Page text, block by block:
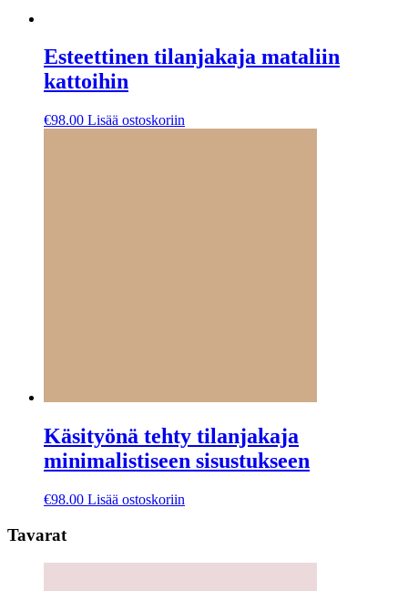
Esteettinen tilanjakaja mataliin
kattoihin
€98.00 Lisää ostoskoriin
Käsityönä tehty tilanjakaja
minimalistiseen sisustukseen
€98.00 Lisää ostoskoriin
Tavarat